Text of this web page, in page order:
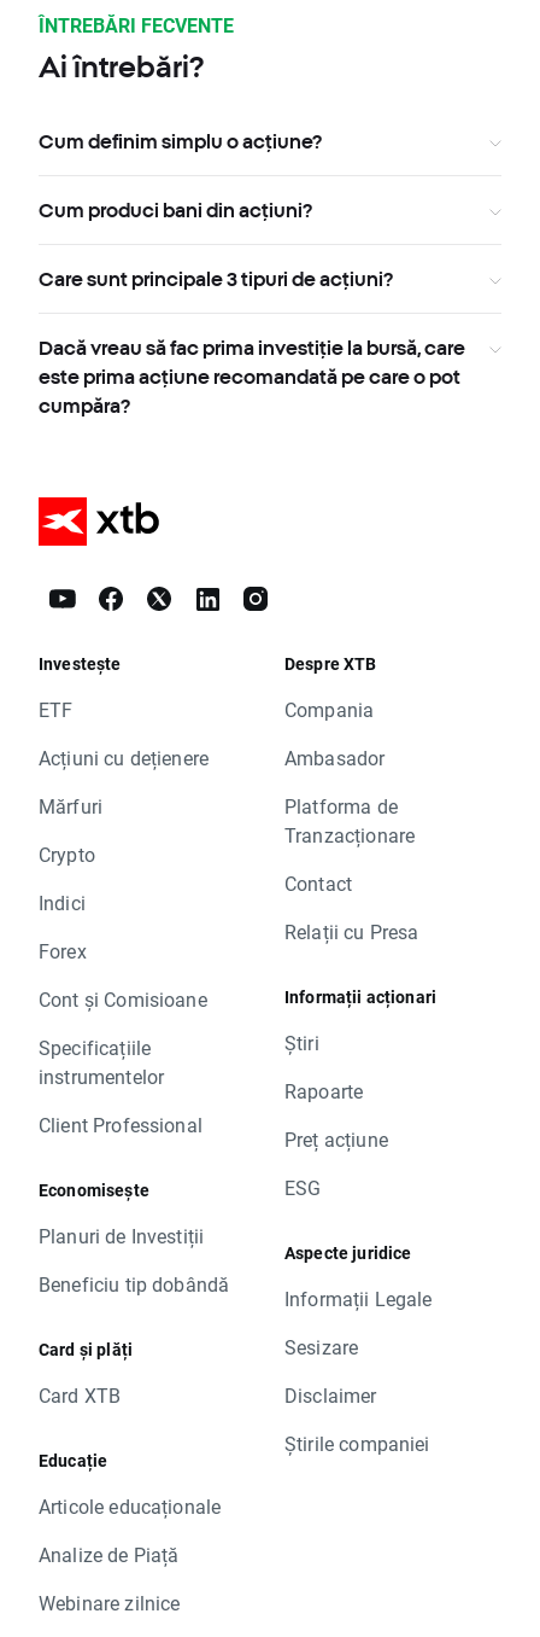
ÎNTREBĂRI FECVENTE
Ai întrebări?
Cum definim simplu o acțiune?
Cum produci bani din acțiuni?
Care sunt principale 3 tipuri de acțiuni?
Dacă vreau să fac prima investiție la bursă, care
este prima acțiune recomandată pe care o pot
cumpăra?
Investește
ETF
Acțiuni cu dețienere
Mărfuri
Crypto
Indici
Forex
Cont și Comisioane
Specificațiile
instrumentelor
Client Professional
Economisește
Planuri de Investiții
Beneficiu tip dobândă
Card și plăți
Card XTB
Educație
Articole educaționale
Analize de Piață
Webinare zilnice
Despre XTB
Compania
Ambasador
Platforma de
Tranzacționare
Contact
Relații cu Presa
Informații acționari
Știri
Rapoarte
Preț acțiune
ESG
Aspecte juridice
Informații Legale
Sesizare
Disclaimer
Știrile companiei